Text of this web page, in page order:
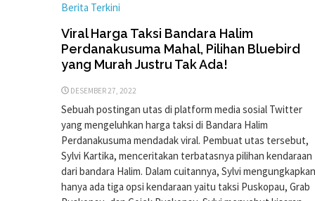
Berita Terkini
Viral Harga Taksi Bandara Halim
Perdanakusuma Mahal, Pilihan Bluebird
yang Murah Justru Tak Ada!
DESEMBER 27, 2022
Sebuah postingan utas di platform media sosial Twitter
yang mengeluhkan harga taksi di Bandara Halim
Perdanakusuma mendadak viral. Pembuat utas tersebut,
Sylvi Kartika, menceritakan terbatasnya pilihan kendaraan
dari bandara Halim. Dalam cuitannya, Sylvi mengungkapkan
hanya ada tiga opsi kendaraan yaitu taksi Puskopau, Grab